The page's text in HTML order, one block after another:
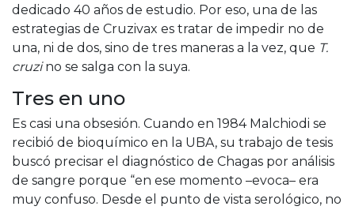
dedicado 40 años de estudio. Por eso, una de las
estrategias de Cruzivax es tratar de impedir no de
una, ni de dos, sino de tres maneras a la vez, que T.
cruzino se salga con la suya.
Tres en uno
Es casi una obsesión. Cuando en 1984 Malchiodi se
recibió de bioquímico en la UBA, su trabajo de tesis
buscó precisar el diagnóstico de Chagas por análisis
de sangre porque “en ese momento –evoca– era
muy confuso. Desde el punto de vista serológico, no